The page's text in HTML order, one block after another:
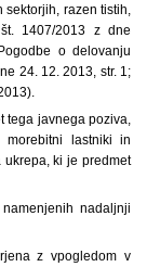
sektorjih, razen tistih,
1407/2013 z dne
o delovanju
24. 12. 2013, str. 1;
tega javnega poziva,
lastniki in
ki je predmet
nadaljnji
z vpogledom v